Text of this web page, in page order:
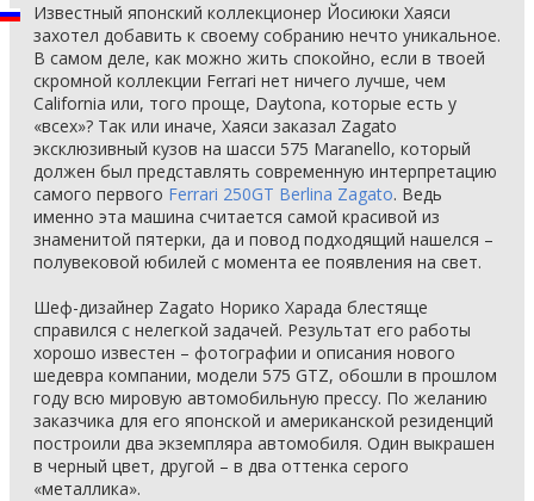
Известный японский коллекционер Йосиюки Хаяси
захотел добавить к своему собранию нечто уникальное.
В самом деле, как можно жить спокойно, если в твоей
скромной коллекции Ferrari нет ничего лучше, чем
California или, того проще, Daytona, которые есть у
«всех»? Так или иначе, Хаяси заказал Zagato
эксклюзивный кузов на шасси 575 Maranello, который
должен был представлять современную интерпретацию
самого первого Ferrari 250GT Berlina Zagato. Ведь
именно эта машина считается самой красивой из
знаменитой пятерки, да и повод подходящий нашелся –
полувековой юбилей с момента ее появления на свет.
Шеф-дизайнер Zagato Норико Харада блестяще
справился с нелегкой задачей. Результат его работы
хорошо известен – фотографии и описания нового
шедевра компании, модели 575 GTZ, обошли в прошлом
году всю мировую автомобильную прессу. По желанию
заказчика для его японской и американской резиденций
построили два экземпляра автомобиля. Один выкрашен
в черный цвет, другой – в два оттенка серого
«металлика».